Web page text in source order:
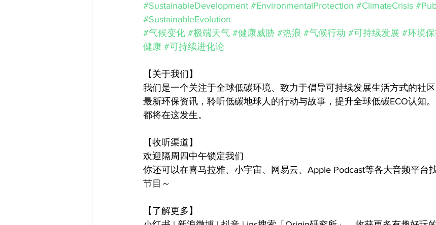
#SustainableDevelopment #EnvironmentalProtection #ClimateCrisis
#SustainableEvolution
#气候变化 #极端天气 #健康威胁 #热浪 #气候行动 #可持续发展 #环境
健康 #可持续进化论
【关于我们】
我们是一个关注于全球低碳环境、致力于倡导可持续发展生活方式的社
最新环保资讯，聆听低碳地球人的行动与故事，提升全球低碳ECO认知
都将在这发生。
【收听渠道】
欢迎隔周四中午锁定我们
你还可以在喜马拉雅、小宇宙、网易云、Apple Podcast等各大音频平台
节目～
【了解更多】